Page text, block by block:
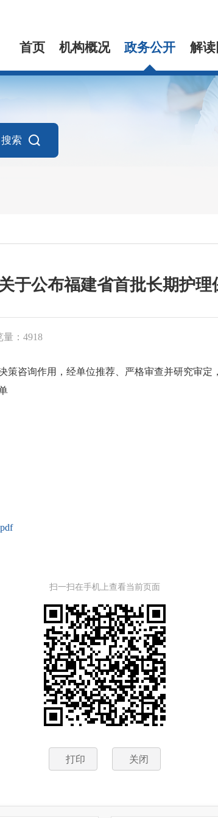
首页 机构概况 政务公开 解
搜索
于公布福建省首批长期护
量：4918
询作用，经单位推荐、严格审查并研究审定
扫一扫在手机上查看当前页面
打印 关闭